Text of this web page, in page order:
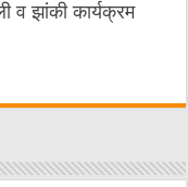
व झांकी कार्यक्रम